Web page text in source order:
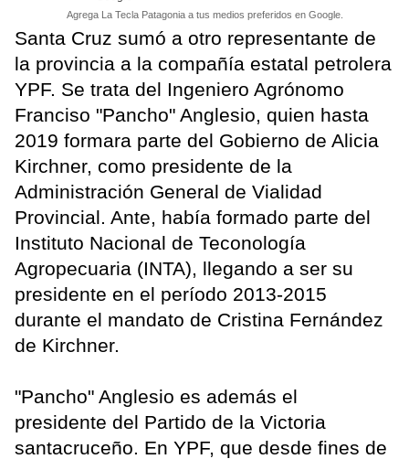
Agrega La Tecla Patagonia a tus medios preferidos en Google.
Santa Cruz sumó a otro representante de
la provincia a la compañía estatal petrolera
YPF. Se trata del Ingeniero Agrónomo
Franciso "Pancho" Anglesio, quien hasta
2019 formara parte del Gobierno de Alicia
Kirchner, como presidente de la
Administración General de Vialidad
Provincial. Ante, había formado parte del
Instituto Nacional de Teconología
Agropecuaria (INTA), llegando a ser su
presidente en el período 2013-2015
durante el mandato de Cristina Fernández
de Kirchner.
"Pancho" Anglesio es además el
presidente del Partido de la Victoria
santacruceño. En YPF, que desde fines de